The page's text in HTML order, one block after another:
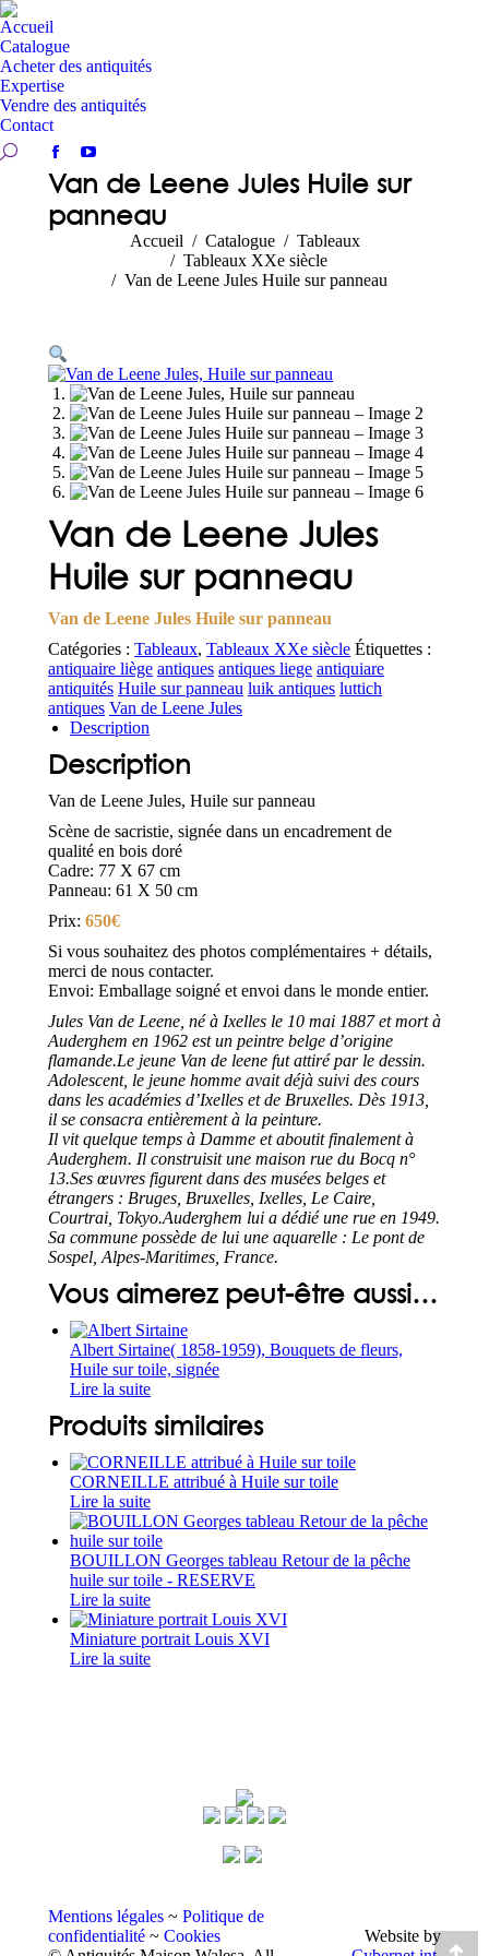
Accueil
Catalogue
Acheter des antiquités
Expertise
Vendre des antiquités
Contact
Recherche:
Facebook
page
opens
YouTube
page
opens
window
Van de Leene Jules Huile sur
panneau
Vous êtes ici :Accueil Catalogue
Tableaux
Tableaux XXe siècle
Van de Leene Jules Huile sur panneau
Van de Leene Jules
Huile sur panneau
Van de Leene Jules Huile sur panneau
Catégories : Tableaux, Tableaux XXe siècle Étiquettes :
antiquaire liège antiques antiques liege antiquiare
antiquités Huile sur panneau luik antiques luttich
antiques Van de Leene Jules
Description
Description
Van de Leene Jules, Huile sur panneau
Scène de sacristie, signée dans un encadrement de
qualité en bois doré
Cadre: 77 X 67 cm
Panneau: 61 X 50 cm
Prix: 650€
Si vous souhaitez des photos complémentaires + détails,
merci de nous contacter.
Envoi: Emballage soigné et envoi dans le monde entier.
Jules Van de Leene, né à Ixelles le 10 mai 1887 et mort à
Auderghem en 1962 est un peintre belge d’origine
flamande.Le jeune Van de leene fut attiré par le dessin.
Adolescent, le jeune homme avait déjà suivi des cours
dans les académies d’Ixelles et de Bruxelles. Dès 1913,
il se consacra entièrement à la peinture.
Il vit quelque temps à Damme et aboutit finalement à
Auderghem. Il construisit une maison rue du Bocq n°
13.Ses œuvres figurent dans des musées belges et
étrangers : Bruges, Bruxelles, Ixelles, Le Caire,
Courtrai, Tokyo.Auderghem lui a dédié une rue en 1949.
Sa commune possède de lui une aquarelle : Le pont de
Sospel, Alpes-Maritimes, France.
Vous aimerez peut-être aussi…
Albert Sirtaine( 1858-1959), Bouquets de fleurs,
Huile sur toile, signée
Lire la suite
Produits similaires
CORNEILLE attribué à Huile sur toile
Lire la suite
BOUILLON Georges tableau Retour de la pêche
huile sur toile - RESERVE
Lire la suite
Miniature portrait Louis XVI
Lire la suite
Mentions légales ~ Politique de
confidentialité ~ Cookies
Website by